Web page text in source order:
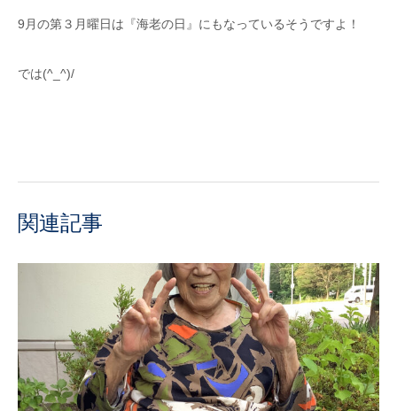
9月の第３月曜日は『海老の日』にもなっているそうですよ！
では(^_^)/
関連記事